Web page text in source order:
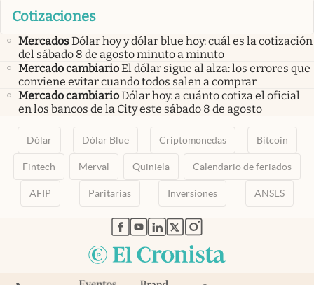
Cotizaciones
MercadosDólar hoy y dólar blue hoy: cuál es la cotización
del sábado 8 de agosto minuto a minuto
Mercado cambiarioEl dólar sigue al alza: los errores que
conviene evitar cuando todos salen a comprar
Mercado cambiarioDólar hoy: a cuánto cotiza el oficial
en los bancos de la City este sábado 8 de agosto
Dólar Dólar Blue Criptomonedas Bitcoin
Fintech Merval Quiniela Calendario de feriados
AFIP Paritarias Inversiones ANSES
abre en nueva pestaña
abre en nueva pestaña
abre en nueva pestaña
abre en nueva pestaña
abre en nueva pestaña